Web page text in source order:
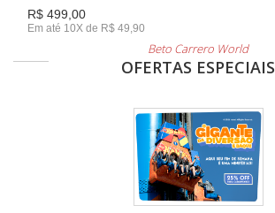
R$ 499,00
Em até 10X de R$ 49,90
Beto Carrero World
OFERTAS ESPECIAIS